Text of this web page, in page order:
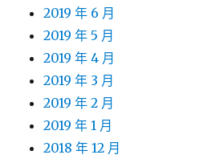
2019 年 6 月
2019 年 5 月
2019 年 4 月
2019 年 3 月
2019 年 2 月
2019 年 1 月
2018 年 12 月